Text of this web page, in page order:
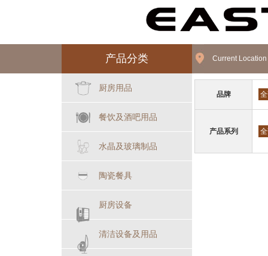
产品分类
厨房用品
餐饮及酒吧用品
水晶及玻璃制品
陶瓷餐具
厨房设备
清洁设备及用品
Current Location
品牌
产品系列